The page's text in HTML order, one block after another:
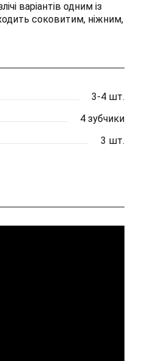
варіантів одним із
соковитим, ніжним,
3-4 шт.
4 зубчики
3 шт.